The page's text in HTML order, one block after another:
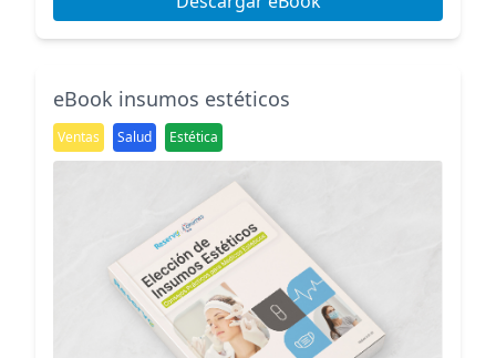
eBook insumos estéticos
Ventas Salud Estética